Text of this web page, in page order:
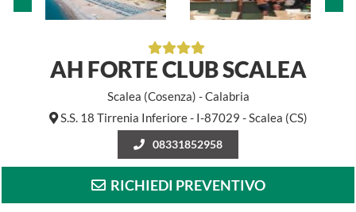
AH FORTE CLUB SCALEA
Scalea (Cosenza) - Calabria
S.S. 18 Tirrenia Inferiore - I-87029 - Scalea (CS)
08331852958
RICHIEDI PREVENTIVO